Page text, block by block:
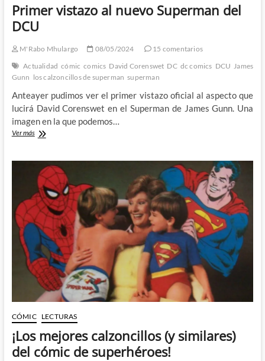
Primer vistazo al nuevo Superman del
DCU
M'Rabo Mhulargo 08/05/2024
15 comentarios
Actualidad cómic comics David Corenswet DC dc comics DCU James
Gunn los calzoncillos de superman superman
Anteayer pudimos ver el primer vistazo oficial al aspecto que
lucirá David Corenswet en el Superman de James Gunn. Una
imagen en la que podemos…
Ver másPrimer
nuevo
Superman
del
DCU
CÓMIC LECTURAS
¡Los mejores calzoncillos (y similares)
del cómic de superhéroes!